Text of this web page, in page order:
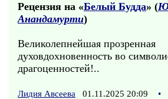
Рецензия на «Белый Будда» (
Анандамурти)
Великолепнейшая прозренная
духовдохновенность во
драгоценностей!..
Лидия Авсеева 01.11.2025 20:09 •